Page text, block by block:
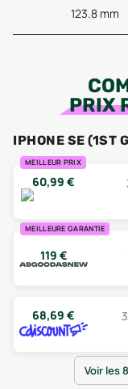
123.8 mm
PRIX
IPHONE SE (1ST
MEILLEUR PRIX
60,99 €
MEILLEURE GARANTIE
119 €
68,69 €
Voir les